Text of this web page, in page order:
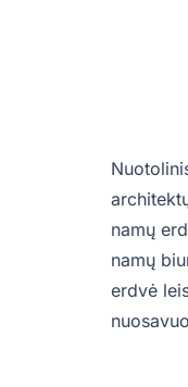
namų
namų
erdvė